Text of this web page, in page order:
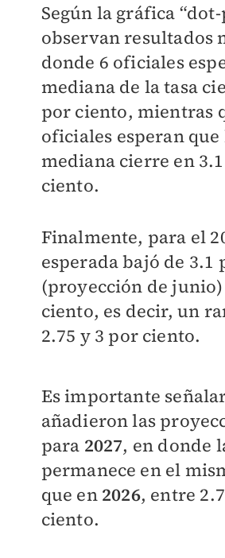
Según la gráfica
observan resultados
donde 6 oficiales
mediana de la tasa
por ciento, mientras
oficiales esperan que
mediana cierre en
ciento.
Finalmente, para el
esperada bajó de 3.1
(proyección de
ciento, es decir, un
2.75 y 3 por ciento.
Es importante
añadieron las
para 2027, en donde
permanece en el
que en 2026, entre
ciento.